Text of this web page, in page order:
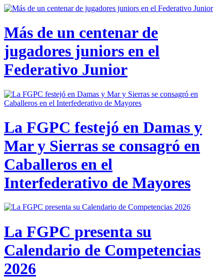
Más de un centenar de
jugadores juniors en el
Federativo Junior
La FGPC festejó en Damas y
Mar y Sierras se consagró en
Caballeros en el
Interfederativo de Mayores
La FGPC presenta su
Calendario de Competencias
2026